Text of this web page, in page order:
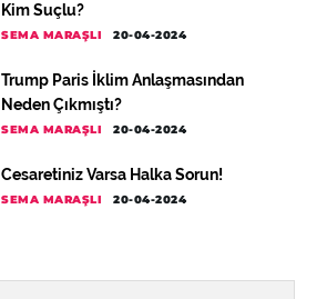
Kim Suçlu?
SEMA MARAŞLI 20-04-2024
Trump Paris İklim Anlaşmasından
Neden Çıkmıştı?
SEMA MARAŞLI 20-04-2024
Cesaretiniz Varsa Halka Sorun!
SEMA MARAŞLI 20-04-2024